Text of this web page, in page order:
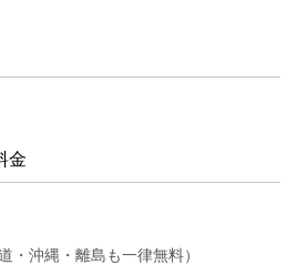
金
・沖縄・離島も一律無料）